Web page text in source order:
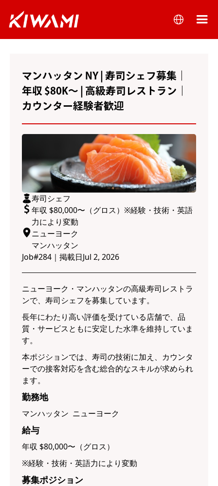
マンハッタン NY | 寿司シェフ募集｜
年収 $80K〜 | 高級寿司レストラン｜
カウンター経験者歓迎
寿司シェフ
年収 $80,000〜（グロス）※経験・技術・英語
力により変動
ニューヨーク
マンハッタン
Job#284 ｜ 掲載日Jul 2, 2026
ニューヨーク・マンハッタンの高級寿司レストラ
ンで、寿司シェフを募集しています。
長年にわたり高い評価を受けている店舗で、品
質・サービスともに安定した水準を維持していま
す。
本ポジションでは、寿司の技術に加え、カウンタ
ーでの接客対応を含む総合的なスキルが求められ
ます。
勤務地
マンハッタン ニューヨーク
給与
年収 $80,000〜（グロス）
※経験・技術・英語力により変動
募集ポジション